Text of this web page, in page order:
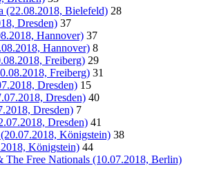
(22.08.2018, Bielefeld) 28
Dresden) 37
Hannover) 37
Hannover) 8
Freiberg) 29
Freiberg) 31
Dresden) 15
Dresden) 40
Dresden) 7
Dresden) 41
Königstein) 38
Königstein) 44
The Free Nationals (10.07.2018, Berlin)